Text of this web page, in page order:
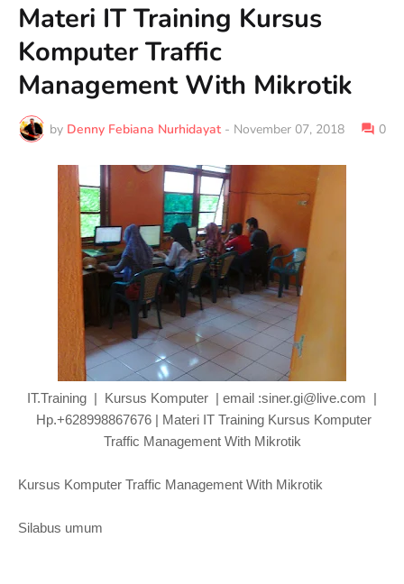
Materi IT Training Kursus
Komputer Traffic
Management With Mikrotik
by Denny Febiana Nurhidayat - November 07, 2018 0
IT.Training | Kursus Komputer | email :siner.gi@live.com |
Hp.+628998867676 | Materi IT Training Kursus Komputer
Traffic Management With Mikrotik
Kursus Komputer Traffic Management With Mikrotik
Silabus umum